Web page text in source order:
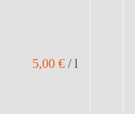
5,00€ /l